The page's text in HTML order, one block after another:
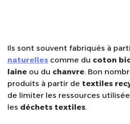
Ils sont souvent fabriqués à
naturelles comme du coton
laine ou du chanvre. Bon
produits à partir de textiles
de limiter les ressources
les déchets textiles.